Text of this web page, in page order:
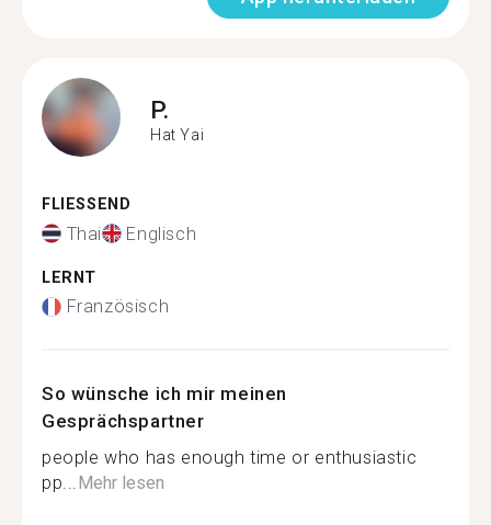
P.
Hat Yai
FLIESSEND
Thai Englisch
LERNT
Französisch
So wünsche ich mir meinen
Gesprächspartner
people who has enough time or enthusiastic
pp...Mehr lesen